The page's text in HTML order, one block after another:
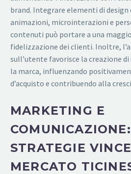
brand. Integrare elementi di design
animazioni, microinterazioni e
contenuti può portare a una
fidelizzazione dei clienti. Inoltre,
sull’utente favorisce la creazione
la marca, influenzando
d’acquisto e contribuendo alla
MARKETING E
COMUNICAZIONE:
STRATEGIE
MERCATO